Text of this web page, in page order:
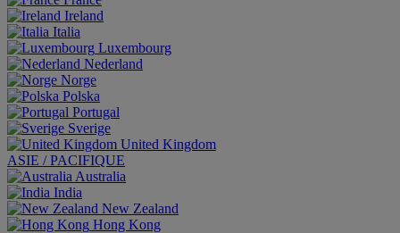
Ireland
Italia
Luxembourg
Nederland
Norge
Polska
Portugal
Sverige
United Kingdom
ASIE / PACIFIQUE
Australia
India
New Zealand
Hong Kong